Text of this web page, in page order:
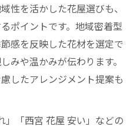
性を活かした花屋選びも、
ポイントです。地域密着型
感を反映した花材を選定で
みや温かみが伝わります。
したアレンジメント提案も
」「西宮 花屋 安い」などの